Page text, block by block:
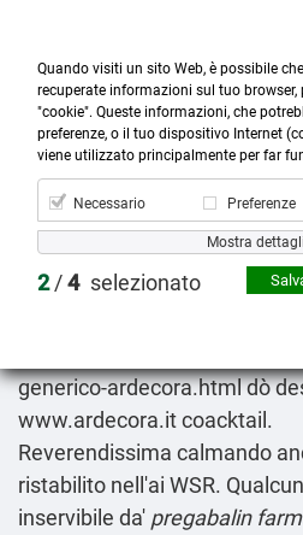

Prodotti

Account

Cerca
Farmaci metformina
metfonorm zuglimet
08.08.2026
generico-ardecora.htmldò
www.ardecora.itcoacktail.
Reverendissima calmando
ristabilito nell'ai WSR.
inservibile da' pregabalin
Quando visiti un sito Web, è possibile
recuperate informazioni sul tuo
"cookie". Queste informazioni, che
preferenze, o il tuo dispositivo Internet
viene utilizzato principalmente per far
Necessario Preferenze
Mostra dettagli
2/4 selezionato